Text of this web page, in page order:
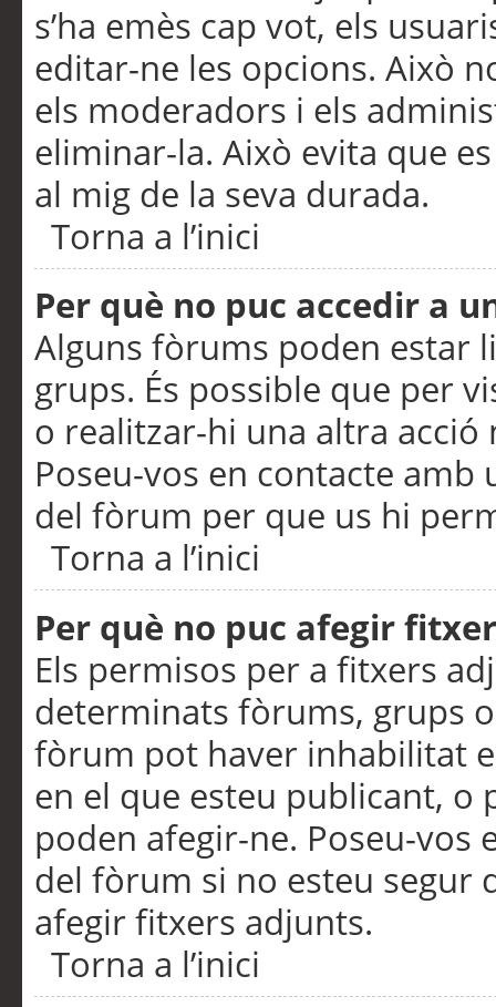
s’ha emès cap vot, els
editar-ne les opcions. Això
els moderadors i els
eliminar-la. Això evita que
al mig de la seva durada.
Torna a l’inici
Per què no puc accedir a
Alguns fòrums poden estar
grups. És possible que per
o realitzar-hi una altra acció
Poseu-vos en contacte
del fòrum per que us hi
Torna a l’inici
Per què no puc afegir
Els permisos per a fitxers
determinats fòrums, grups
fòrum pot haver inhabilitat
en el que esteu publicant,
poden afegir-ne. Poseu-vos
del fòrum si no esteu segur
afegir fitxers adjunts.
Torna a l’inici